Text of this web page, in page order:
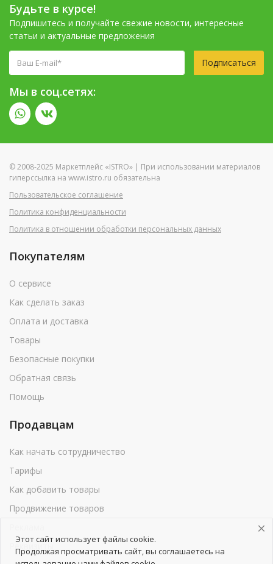
Будьте в курсе!
Подпишитесь и получайте свежие новости, интересные
статьи и актуальные предложения
Подписаться
Мы в соц.сетях:
© 2008-2025 Маркетплейс «ISTRO» | При использовании материалов
гиперссылка на www.istro.ru обязательна
Пользовательское соглашение
Политика конфиденциальности
Политика в отношении обработки персональных данных
Покупателям
О сервисе
Как сделать заказ
Оплата и доставка
Товары
Безопасные покупки
Обратная связь
Помощь
Продавцам
Как начать сотрудничество
Тарифы
Как добавить товары
Продвижение товаров
Реквизиты
Этот сайт использует файлы cookie.
Продолжая просматривать сайт, вы соглашаетесь на